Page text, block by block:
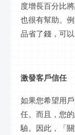
度增長百分比
也很有幫助。
品省了錢，可
激發客戶信任
如果您希望用
任。而且，您
驗。因此，「